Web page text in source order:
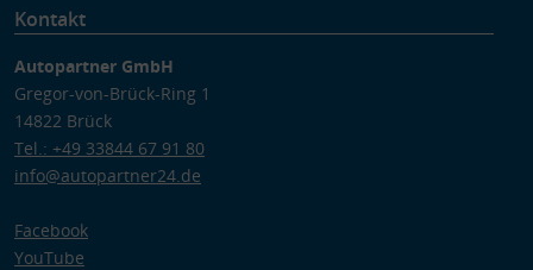
Kontakt
Autopartner GmbH
Gregor-von-Brück-Ring 1
14822 Brück
Tel.: +49 33844 67 91 80
info@autopartner24.de
Facebook
YouTube